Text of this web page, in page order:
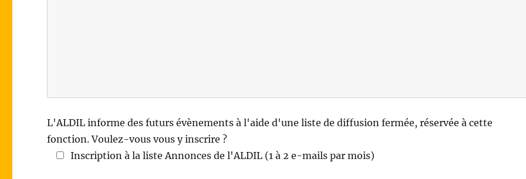
L'ALDIL informe des futurs évènements à l'aide d'une liste de diffusion fermée, réservée à cette
fonction. Voulez-vous vous y inscrire ?
Inscription à la liste Annonces de l'ALDIL (1 à 2 e-mails par mois)